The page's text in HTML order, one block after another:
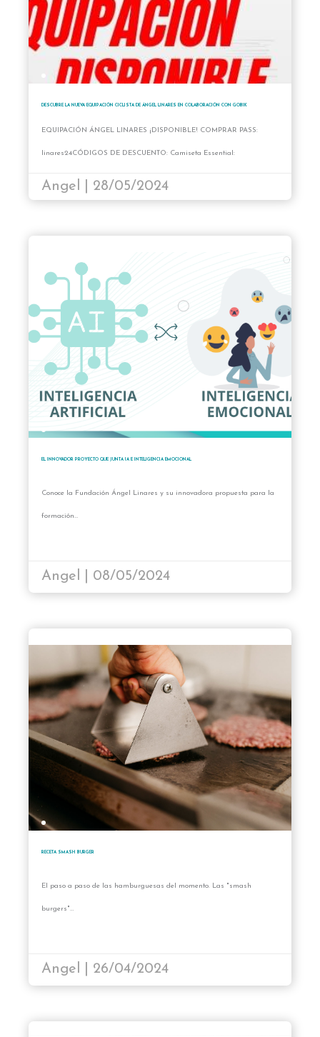
DESCUBRE LA NUEVA EQUIPACIÓN CICLISTA DE ÁNGEL LINARES EN COLABORACIÓN CON GOBIK
EQUIPACIÓN ÁNGEL LINARES ¡DISPONIBLE! COMPRAR PASS:
linares24CÓDIGOS DE DESCUENTO: Camiseta Essential:
descuento en ambas, debe de hacerse por separado.Maillot + Culotte:…
Angel | 28/05/2024
EL INNOVADOR PROYECTO QUE JUNTA IA E INTELIGENCIA EMOCIONAL
Conoce la Fundación Ángel Linares y su innovadora propuesta para la
formación…
Angel | 08/05/2024
RECETA SMASH BURGER
El paso a paso de las hamburguesas del momento. Las "smash
burgers"…
Angel | 26/04/2024